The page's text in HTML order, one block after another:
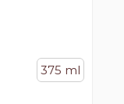
375 ml